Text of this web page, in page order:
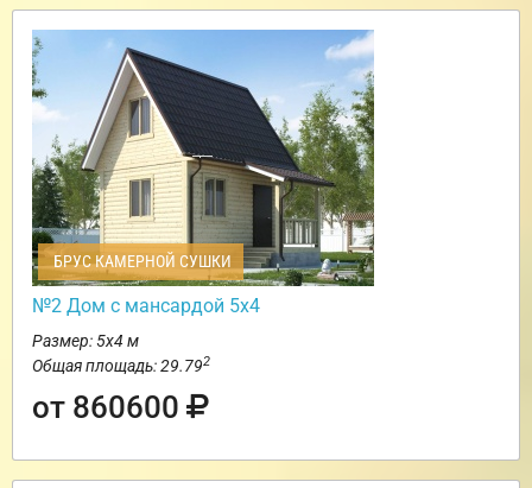
БРУС КАМЕРНОЙ СУШКИ
№2 Дом с мансардой 5х4
Размер: 5х4 м
Общая площадь: 29.792
от 860600